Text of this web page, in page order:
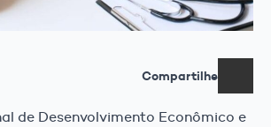
Compartilhe
de Desenvolvimento Econômico e